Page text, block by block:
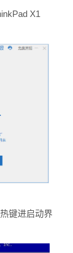
X1
键进启动界